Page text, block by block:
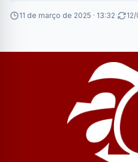
11 de março de 2025 · 13:32·